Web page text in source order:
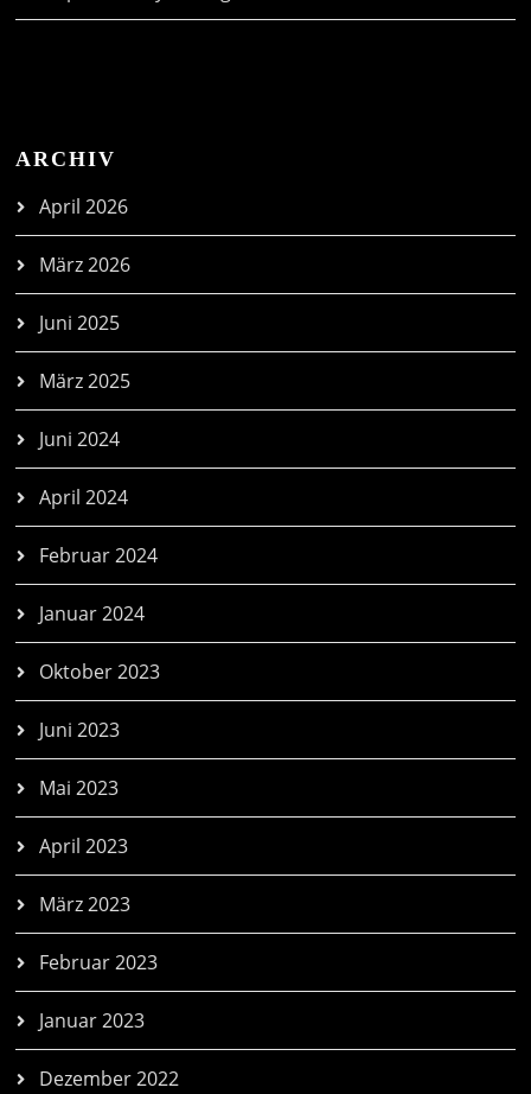
ARCHIV
April 2026
März 2026
Juni 2025
März 2025
Juni 2024
April 2024
Februar 2024
Januar 2024
Oktober 2023
Juni 2023
Mai 2023
April 2023
März 2023
Februar 2023
Januar 2023
Dezember 2022